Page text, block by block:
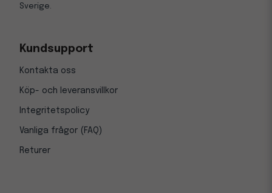
Sverige.
Kundsupport
Kontakta oss
Köp- och leveransvillkor
Integritetspolicy
Vanliga frågor (FAQ)
Returer